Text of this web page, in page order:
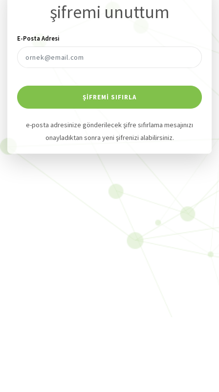
şifremi unuttum
E-Posta Adresi
ŞIFREMI SIFIRLA
e-posta adresinize gönderilecek şifre sıfırlama mesajınızı
onayladıktan sonra yeni şifrenizi alabilirsiniz.